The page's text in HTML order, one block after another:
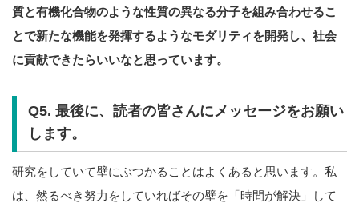
質と有機化合物のような性質の異なる分子を組み合わせるこ
とで新たな機能を発揮するようなモダリティを開発し、社会
に貢献できたらいいなと思っています。
Q5. 最後に、読者の皆さんにメッセージをお願い
します。
研究をしていて壁にぶつかることはよくあると思います。私
は、然るべき努力をしていればその壁を「時間が解決」して